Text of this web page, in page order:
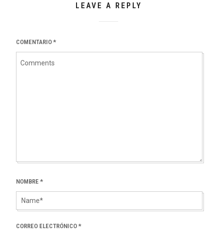
LEAVE A REPLY
COMENTARIO *
NOMBRE *
CORREO ELECTRÓNICO *